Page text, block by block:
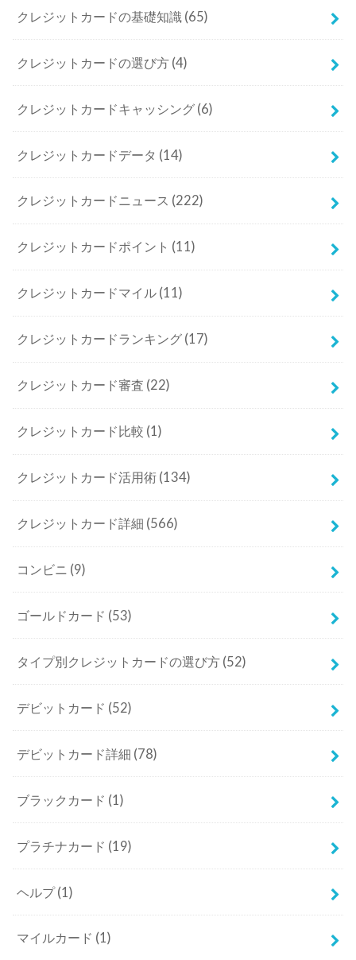
クレジットカードの基礎知識 (65)
クレジットカードの選び方 (4)
クレジットカードキャッシング (6)
クレジットカードデータ (14)
クレジットカードニュース (222)
クレジットカードポイント (11)
クレジットカードマイル (11)
クレジットカードランキング (17)
クレジットカード審査 (22)
クレジットカード比較 (1)
クレジットカード活用術 (134)
クレジットカード詳細 (566)
コンビニ (9)
ゴールドカード (53)
タイプ別クレジットカードの選び方 (52)
デビットカード (52)
デビットカード詳細 (78)
ブラックカード (1)
プラチナカード (19)
ヘルプ(1)
マイルカード (1)